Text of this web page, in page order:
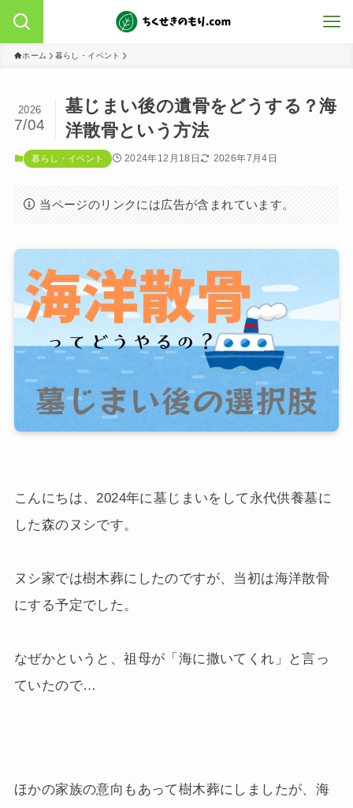
ホーム 暮らし・イベント
墓じまい後の遺骨をどうする？海
洋散骨という方法
2026
7/04
暮らし・イベント 2024年12月18日 2026年7月4日
当ページのリンクには広告が含まれています。
こんにちは、2024年に墓じまいをして永代供養墓に
した森のヌシです。
ヌシ家では樹木葬にしたのですが、当初は海洋散骨
にする予定でした。
なぜかというと、祖母が「海に撒いてくれ」と言っ
ていたので…
ほかの家族の意向もあって樹木葬にしましたが、海